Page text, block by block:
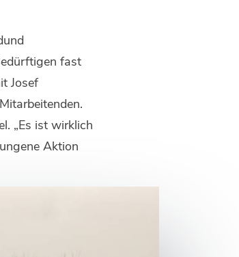
fast
Josef
„Es ist wirklich
Aktion